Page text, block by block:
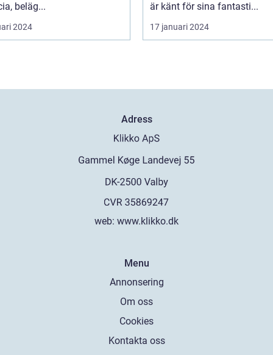
beläg...
2024
är känt för sina fantasti...
17 januari 2024
Adress
web: www.klikko.dk
Menu
Annonsering
Om oss
Cookies
Kontakta oss